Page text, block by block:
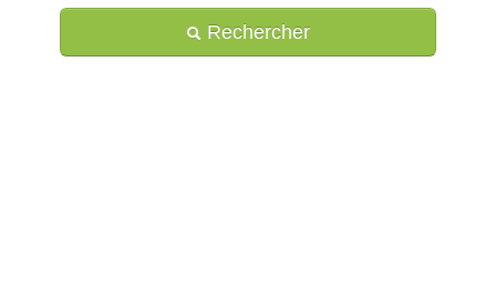
Déposer une annonce
Rechercher